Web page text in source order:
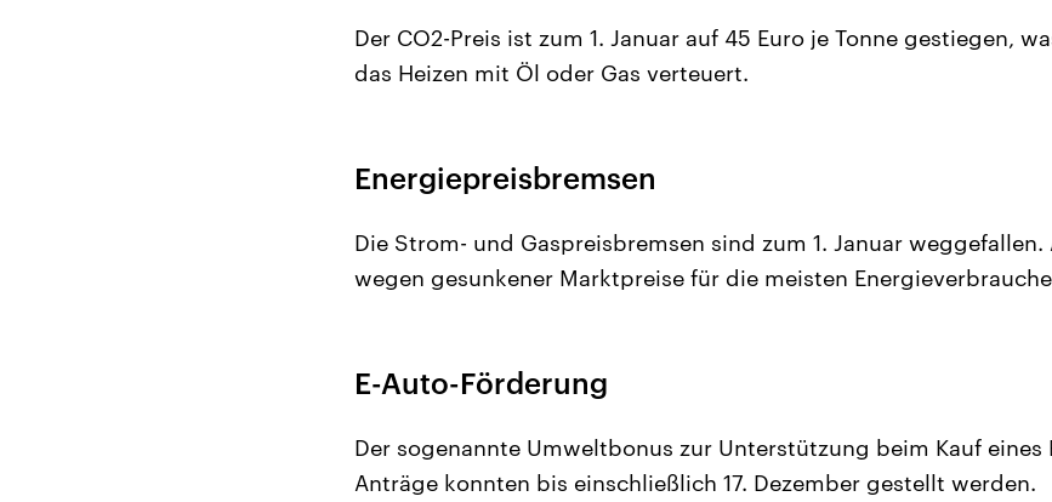
Der CO2-Preis ist zum 1. Januar auf 45 Euro je Tonne gestiegen,
das Heizen mit Öl oder Gas verteuert.
Energiepreisbremsen
Die Strom- und Gaspreisbremsen sind zum 1. Januar
wegen gesunkener Marktpreise für die meisten
E-Auto-Förderung
Der sogenannte Umweltbonus zur Unterstützung beim Kauf
Anträge konnten bis einschließlich 17. Dezember gestellt werden.